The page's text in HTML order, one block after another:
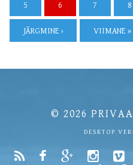
5 6 7 8
JÄRGMINE › VIIMANE »
© 2026
DESKTOP